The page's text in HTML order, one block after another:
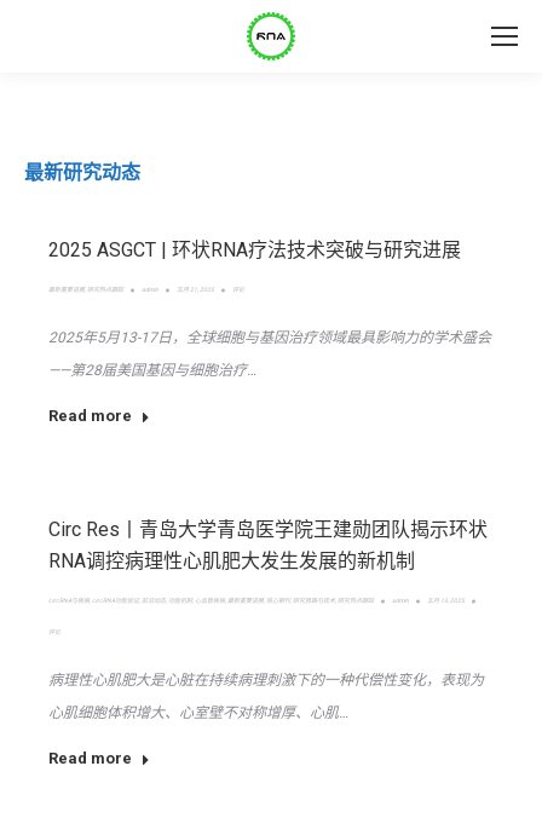
最新研究动态
2025 ASGCT | 环状RNA疗法技术突破与研究进展
最新重要进展 研究热点跟踪 admin 五月 21, 2025 评论
2025年5月13-17日，全球细胞与基因治疗领域最具影响力的学术盛会
——第28届美国基因与细胞治疗…
Read more
Circ Res丨青岛大学青岛医学院王建勋团队揭示环状
RNA调控病理性心肌肥大发生发展的新机制
circRNA与疾病 circRNA功能验证 前沿动态 功能机制, 心血管疾病 最新重要进展 核心期刊, 研究思路与技术 研究热点跟踪 admin 五月 13, 2025
评论
病理性心肌肥大是心脏在持续病理刺激下的一种代偿性变化，表现为
心肌细胞体积增大、心室壁不对称增厚、心肌…
Read more